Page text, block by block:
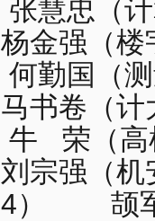
张慧忠（
杨金强（
何勤国（
马书卷（
牛 荣（高
刘宗强（
4） 颉军